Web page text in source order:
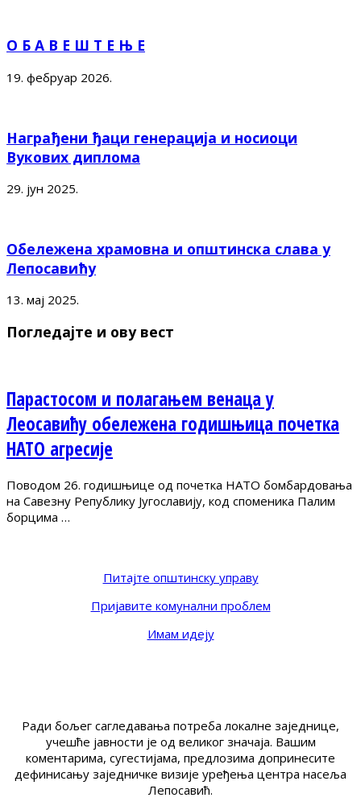
О Б А В Е Ш Т Е Њ Е
19. фебруар 2026.
Награђени ђаци генерација и носиоци
Вукових диплома
29. јун 2025.
Обележена храмовна и општинска слава у
Лепосавићу
13. мај 2025.
Погледајте и ову вест
Парастосом и полагањем венаца у
Леосавићу обележена годишњица почетка
НАТО агресије
Поводом 26. годишњице од почетка НАТО бомбардовања
на Савезну Републику Југославију, код споменика Палим
борцима …
Питајте општинску управу
Пријавите комунални проблем
Имам идеју
Ради бољег сагледавања потреба локалне заједнице,
учешће јавности је од великог значаја. Вашим
коментарима, сугестијама, предлозима допринесите
дефинисању заједничке визије уређења центра насеља
Лепосавић.